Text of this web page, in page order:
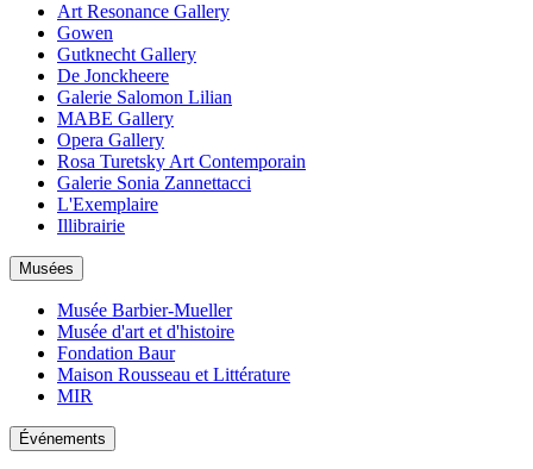
Art Resonance Gallery
Gowen
Gutknecht Gallery
De Jonckheere
Galerie Salomon Lilian
MABE Gallery
Opera Gallery
Rosa Turetsky Art Contemporain
Galerie Sonia Zannettacci
L'Exemplaire
Illibrairie
Musées
Musée Barbier-Mueller
Musée d'art et d'histoire
Fondation Baur
Maison Rousseau et Littérature
MIR
Événements